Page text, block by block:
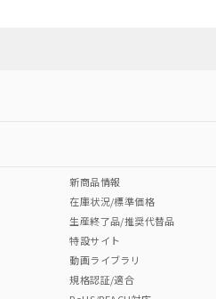
Cr(VI)
ー
新商品情報
在庫状況/標準価格
生産終了品/推奨代替品
特設サイト
動画ライブラリ
規格認証/適合